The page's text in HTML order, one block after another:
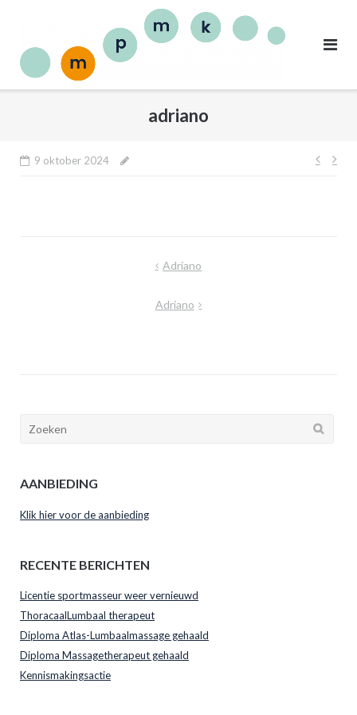
adriano
9 oktober 2024
Adriano
Adriano
AANBIEDING
Klik hier voor de aanbieding
RECENTE BERICHTEN
Licentie sportmasseur weer vernieuwd
ThoracaalLumbaal therapeut
Diploma Atlas-Lumbaalmassage gehaald
Diploma Massagetherapeut gehaald
Kennismakingsactie